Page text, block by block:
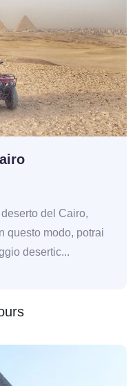
del Cairo,
questo modo, potrai
desertic...